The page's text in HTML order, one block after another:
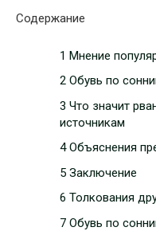
Содержание
1 Мнение
2 Обувь по
3 Что значит
источникам
4 Объяснения
5 Заключение
6 Толкования
7 Обувь по